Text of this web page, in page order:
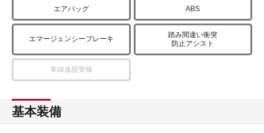
エアバッグ ABS
エマージェンシーブレーキ
踏み間違い衝突
防止アシスト
車線逸脱警報
基本装備